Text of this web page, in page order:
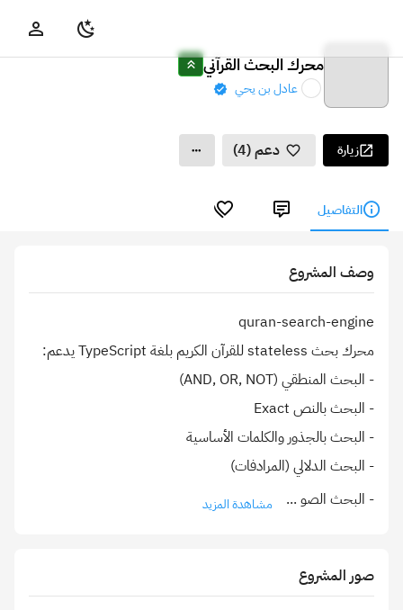
محرك البحث القرآني
عادل بن يحي
زيارة دعم (4)
التفاصيل
وصف المشروع
- البحث الصو ... مشاهدة المزيد
صور المشروع